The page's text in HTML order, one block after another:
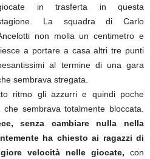
in trasferta in questa
La squadra di Carlo
non molla un centimetro e
a portare a casa altri tre punti
al termine di una gara
sembrava stregata.
ritmo gli azzurri e quindi poche
sembrava totalmente bloccata.
senza cambiare nulla nella
ha chiesto ai ragazzi di
velocità nelle giocate, con